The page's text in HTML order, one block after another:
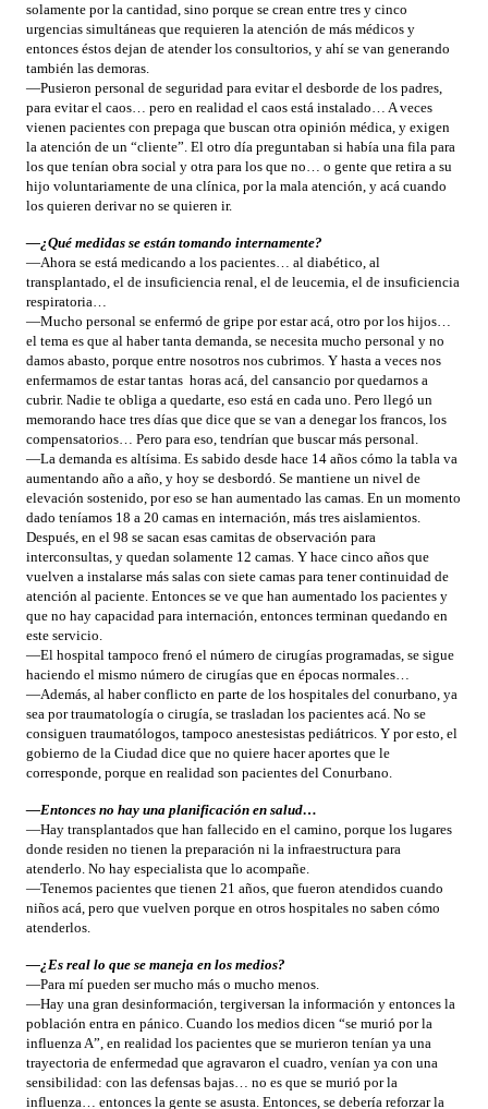
solamente por la cantidad, sino porque se crean entre tres y cinco
urgencias simultáneas que requieren la atención de más médicos y
entonces éstos dejan de atender los consultorios, y ahí se van generando
también las demoras.
—Pusieron personal de seguridad para evitar el desborde de los padres,
para evitar el caos… pero en realidad el caos está instalado… A veces
vienen pacientes con prepaga que buscan otra opinión médica, y exigen
la atención de un “cliente”. El otro día preguntaban si había una fila para
los que tenían obra social y otra para los que no… o gente que retira a su
hijo voluntariamente de una clínica, por la mala atención, y acá cuando
los quieren derivar no se quieren ir.
—¿Qué medidas se están tomando internamente?
—Ahora se está medicando a los pacientes… al diabético, al
transplantado, el de insuficiencia renal, el de leucemia, el de insuficiencia
respiratoria…
—Mucho personal se enfermó de gripe por estar acá, otro por los hijos…
el tema es que al haber tanta demanda, se necesita mucho personal y no
damos abasto, porque entre nosotros nos cubrimos. Y hasta a veces nos
enfermamos de estar tantas horas acá, del cansancio por quedarnos a
cubrir. Nadie te obliga a quedarte, eso está en cada uno. Pero llegó un
memorando hace tres días que dice que se van a denegar los francos, los
compensatorios… Pero para eso, tendrían que buscar más personal.
—La demanda es altísima. Es sabido desde hace 14 años cómo la tabla va
aumentando año a año, y hoy se desbordó. Se mantiene un nivel de
elevación sostenido, por eso se han aumentado las camas. En un momento
dado teníamos 18 a 20 camas en internación, más tres aislamientos.
Después, en el 98 se sacan esas camitas de observación para
interconsultas, y quedan solamente 12 camas. Y hace cinco años que
vuelven a instalarse más salas con siete camas para tener continuidad de
atención al paciente. Entonces se ve que han aumentado los pacientes y
que no hay capacidad para internación, entonces terminan quedando en
este servicio.
—El hospital tampoco frenó el número de cirugías programadas, se sigue
haciendo el mismo número de cirugías que en épocas normales…
—Además, al haber conflicto en parte de los hospitales del conurbano, ya
sea por traumatología o cirugía, se trasladan los pacientes acá. No se
consiguen traumatólogos, tampoco anestesistas pediátricos. Y por esto, el
gobierno de la Ciudad dice que no quiere hacer aportes que le
corresponde, porque en realidad son pacientes del Conurbano.
—Entonces no hay una planificación en salud…
—Hay transplantados que han fallecido en el camino, porque los lugares
donde residen no tienen la preparación ni la infraestructura para
atenderlo. No hay especialista que lo acompañe.
—Tenemos pacientes que tienen 21 años, que fueron atendidos cuando
niños acá, pero que vuelven porque en otros hospitales no saben cómo
atenderlos.
—¿Es real lo que se maneja en los medios?
—Para mí pueden ser mucho más o mucho menos.
—Hay una gran desinformación, tergiversan la información y entonces la
población entra en pánico. Cuando los medios dicen “se murió por la
influenza A”, en realidad los pacientes que se murieron tenían ya una
trayectoria de enfermedad que agravaron el cuadro, venían ya con una
sensibilidad: con las defensas bajas… no es que se murió por la
influenza… entonces la gente se asusta. Entonces, se debería reforzar la